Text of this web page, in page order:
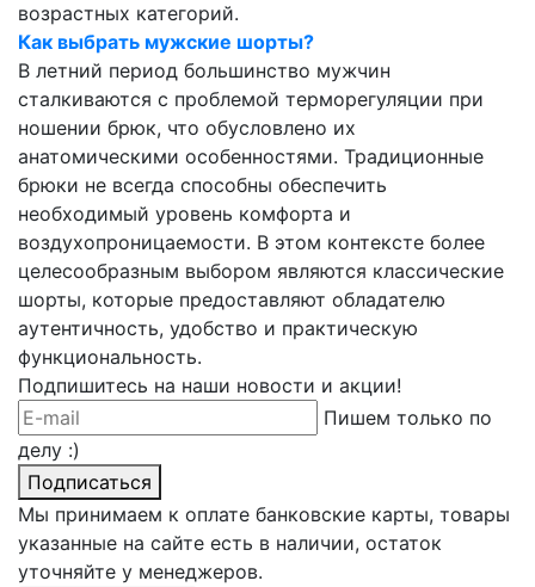
возрастных категорий.
Как выбрать мужские шорты?
В летний период большинство мужчин
сталкиваются с проблемой терморегуляции при
ношении брюк, что обусловлено их
анатомическими особенностями. Традиционные
брюки не всегда способны обеспечить
необходимый уровень комфорта и
воздухопроницаемости. В этом контексте более
целесообразным выбором являются классические
шорты, которые предоставляют обладателю
аутентичность, удобство и практическую
функциональность.
Подпишитесь на наши новости и акции!
Пишем только по
делу :)
Подписаться
Мы принимаем к оплате банковские карты, товары
указанные на сайте есть в наличии, остаток
уточняйте у менеджеров.